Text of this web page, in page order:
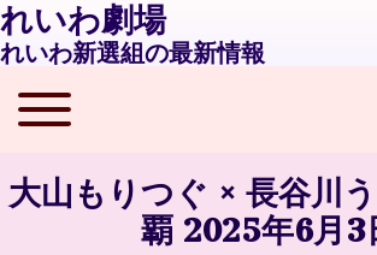
れいわ劇場
れいわ新選組の最新情報
Main navigation
Toggle main menu
大山もりつぐ × 長谷川
覇 2025年6月3